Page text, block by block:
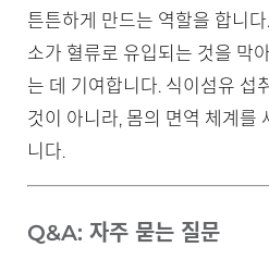
튼튼하게 만드는 역할을 합니
소가 혈류로 유입되는 것을 막
는 데 기여합니다. 식이섬유 섭
것이 아니라, 몸의 면역 체계를
니다.
Q&A: 자주 묻는 질문